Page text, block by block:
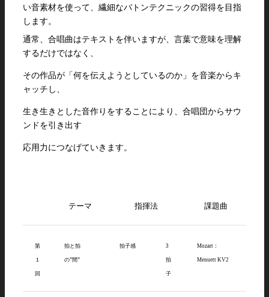
い音素材を使って、繊細なバトンテクニックの習得を目指
します。
通常、合唱曲はテキストを伴いますが、言葉で意味を理解
するだけではなく、
その作品が「何を伝えようとしているのか」を音楽からキ
ャッチし、
生き生きとした音作りをすることにより、合唱団からサウ
ンドを引き出す
応用力につなげていきます。
テーマ 指揮法 課題曲
第
１
回
拍と拍
の”間”
拍子感 3
拍
子
Mozart：
Menuett KV2